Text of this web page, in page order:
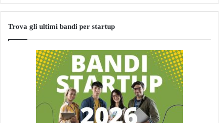
Trova gli ultimi bandi per startup